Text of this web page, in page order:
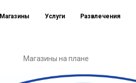
Магазины Услуги Развлечения
Магазины на плане